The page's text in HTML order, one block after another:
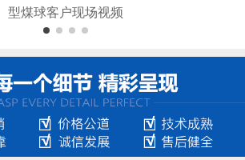
型煤球客户现场视频